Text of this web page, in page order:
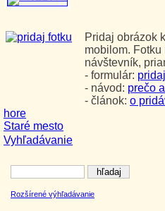
Vyhľadávanie
Rozšírené výhľadávanie
Pridaj obrázok
mobilom.
návštevník,
- formulár:
- návod: prečo
- článok: o
hore
Staré mesto